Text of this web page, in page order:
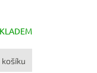
košíku